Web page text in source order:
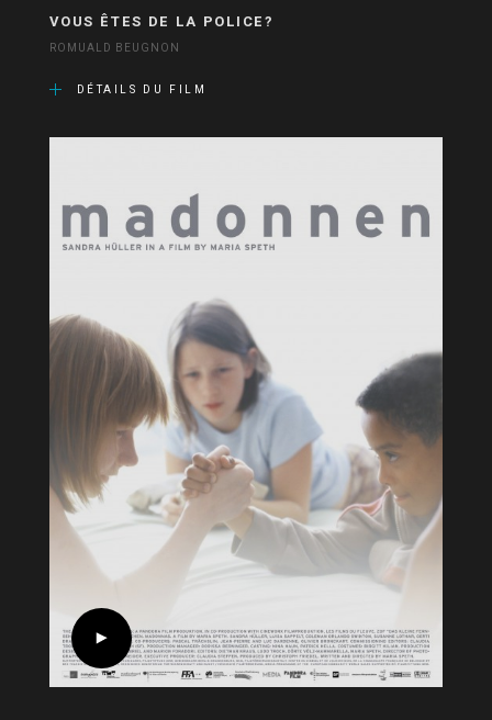
VOUS ÊTES DE LA POLICE?
ROMUALD BEUGNON
DÉTAILS DU FILM